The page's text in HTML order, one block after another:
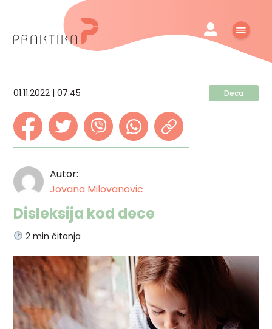
01.11.2022 | 07:45 Deca
Autor:
Jovana Milovanovic
Disleksija kod dece
2 min čitanja